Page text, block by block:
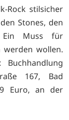
Rock stilsicher
Stones, den
Ein Muss für
werden wollen.
167, Bad
Euro, an der